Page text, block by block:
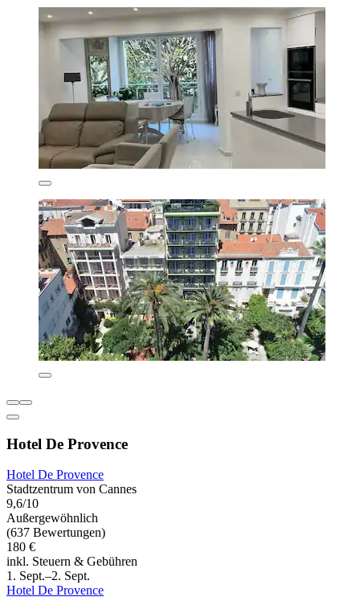
Hotel De Provence
Hotel De Provence
Stadtzentrum von Cannes
9,6/10
Außergewöhnlich
(637 Bewertungen)
180 €
inkl. Steuern & Gebühren
1. Sept.–2. Sept.
Hotel De Provence